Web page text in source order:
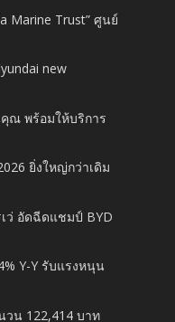
Marine Trust” ศูนย์
new
ณ พร้อมให้บริการ
ยิ่งใหญ่กว่าเดิม
ว่ อัดฉีดแชมป์ BYD
Y-Y รับแรงหนุน
วน 122,414 บาท